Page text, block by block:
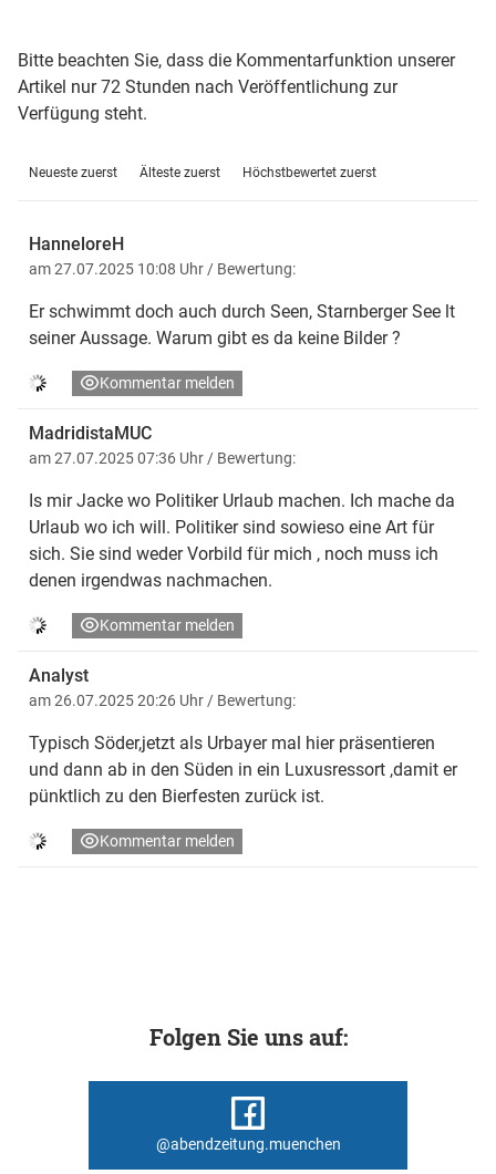
Bitte beachten Sie, dass die Kommentarfunktion unserer
Artikel nur 72 Stunden nach Veröffentlichung zur
Verfügung steht.
Neueste zuerst Älteste zuerst Höchstbewertet zuerst
HanneloreH
am 27.07.2025 10:08 Uhr / Bewertung:
Er schwimmt doch auch durch Seen, Starnberger See lt
seiner Aussage. Warum gibt es da keine Bilder ?
Kommentar melden
MadridistaMUC
am 27.07.2025 07:36 Uhr / Bewertung:
Is mir Jacke wo Politiker Urlaub machen. Ich mache da
Urlaub wo ich will. Politiker sind sowieso eine Art für
sich. Sie sind weder Vorbild für mich , noch muss ich
denen irgendwas nachmachen.
Kommentar melden
Analyst
am 26.07.2025 20:26 Uhr / Bewertung:
Typisch Söder,jetzt als Urbayer mal hier präsentieren
und dann ab in den Süden in ein Luxusressort ,damit er
pünktlich zu den Bierfesten zurück ist.
Kommentar melden
Folgen Sie uns auf:
@abendzeitung.muenchen